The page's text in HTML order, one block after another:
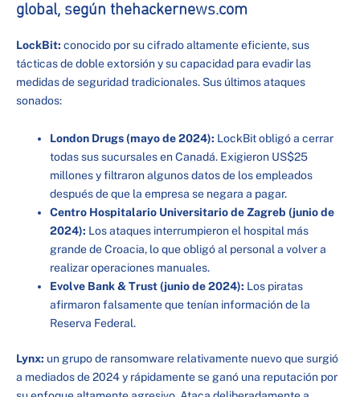
global, según thehackernews.com
LockBit: conocido por su cifrado altamente eficiente, sus
tácticas de doble extorsión y su capacidad para evadir las
medidas de seguridad tradicionales. Sus últimos ataques
sonados:
London Drugs (mayo de 2024): LockBit obligó a cerrar
todas sus sucursales en Canadá. Exigieron US$25
millones y filtraron algunos datos de los empleados
después de que la empresa se negara a pagar.
Centro Hospitalario Universitario de Zagreb (junio de
2024): Los ataques interrumpieron el hospital más
grande de Croacia, lo que obligó al personal a volver a
realizar operaciones manuales.
Evolve Bank & Trust (junio de 2024): Los piratas
afirmaron falsamente que tenían información de la
Reserva Federal.
Lynx: un grupo de ransomware relativamente nuevo que surgió
a mediados de 2024 y rápidamente se ganó una reputación por